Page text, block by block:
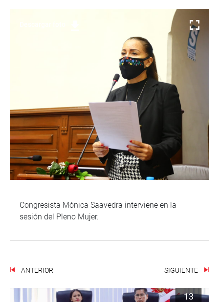
Congresista Mónica Saavedra interviene en la
sesión del Pleno Mujer.
ANTERIOR SIGUIENTE
13